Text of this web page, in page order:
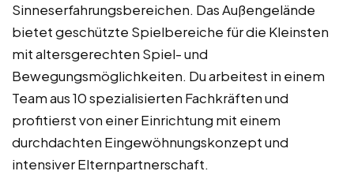
Sinneserfahrungsbereichen. Das Außengelände
bietet geschützte Spielbereiche für die Kleinsten
mit altersgerechten Spiel- und
Bewegungsmöglichkeiten. Du arbeitest in einem
Team aus 10 spezialisierten Fachkräften und
profitierst von einer Einrichtung mit einem
durchdachten Eingewöhnungskonzept und
intensiver Elternpartnerschaft.